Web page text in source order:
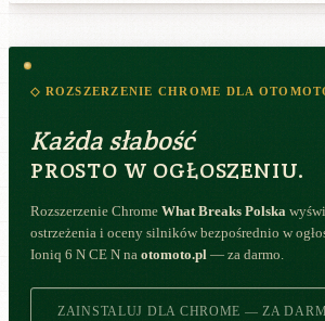
◇ ROZSZERZENIE CHROME DLA
Każda słabość
PROSTO W OGŁOSZENIU.
Rozszerzenie Chrome What Breaks Polska
ostrzeżenia i oceny silników bezpośrednio w
Ioniq 6 N CE N na otomoto.pl — za darmo.
ZAINSTALUJ DLA CHROME — ZA